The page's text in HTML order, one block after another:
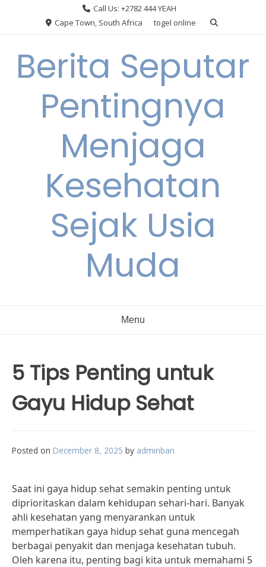
Call Us: +2782 444 YEAH
Cape Town, South Africa
togel online
Berita Seputar
Pentingnya
Menjaga
Kesehatan
Sejak Usia
Muda
Menu
5 Tips Penting untuk
Gayu Hidup Sehat
Posted on December 8, 2025 by adminban
Saat ini gaya hidup sehat semakin penting untuk
diprioritaskan dalam kehidupan sehari-hari. Banyak
ahli kesehatan yang menyarankan untuk
memperhatikan gaya hidup sehat guna mencegah
berbagai penyakit dan menjaga kesehatan tubuh.
Oleh karena itu, penting bagi kita untuk memahami 5